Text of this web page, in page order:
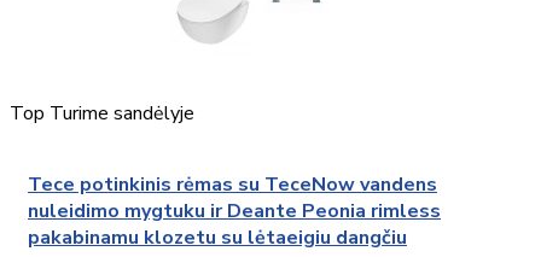
Top Turime sandėlyje
Tece potinkinis rėmas su TeceNow vandens
nuleidimo mygtuku ir Deante Peonia rimless
pakabinamu klozetu su lėtaeigiu dangčiu